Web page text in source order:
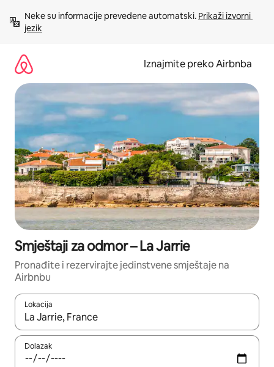
sadržaj
Neke su informacije prevedene automatski. Prikaži izvorni
jezik
Iznajmite preko Airbnba
Smještaji za odmor – La Jarrie
Pronađite i rezervirajte jedinstvene smještaje na
Airbnbu
Lokacija
Kada budu dostupni rezultati, moći ćete ih pregledati
Dolazak